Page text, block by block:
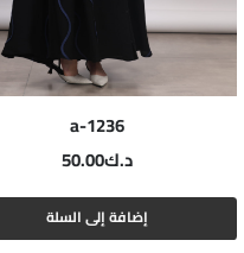
a-1236
د.ك50.00
إضافة إلى السلة